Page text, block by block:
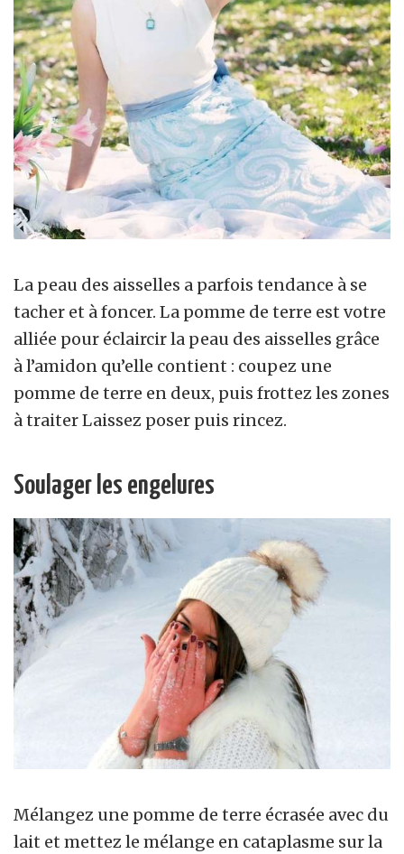
La peau des aisselles a parfois tendance à se
tacher et à foncer. La pomme de terre est votre
alliée pour éclaircir la peau des aisselles grâce
à l’amidon qu’elle contient : coupez une
pomme de terre en deux, puis frottez les zones
à traiter Laissez poser puis rincez.
Soulager les engelures
Mélangez une pomme de terre écrasée avec du
lait et mettez le mélange en cataplasme sur la